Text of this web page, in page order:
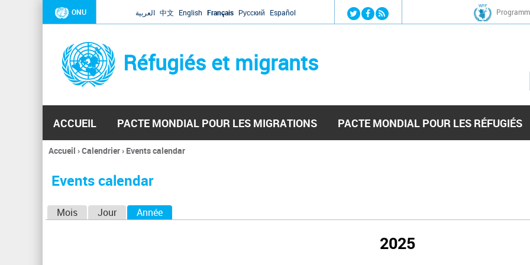
Jump to navigation
ONU العربية 中文 English Français Русский Español
Réfugiés et migrants
ACCUEIL PACTE MONDIAL POUR LES MIGRATIONS PACTE MONDIAL POUR LES RÉFUGIÉS
Vous
ici
Accueil ›Calendrier› Events calendar
Events calendar
Mois Jour Année
2025